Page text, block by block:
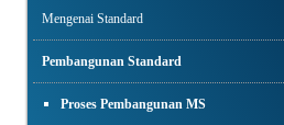
Mengenai Standard
Pembangunan Standard
Proses Pembangunan MS